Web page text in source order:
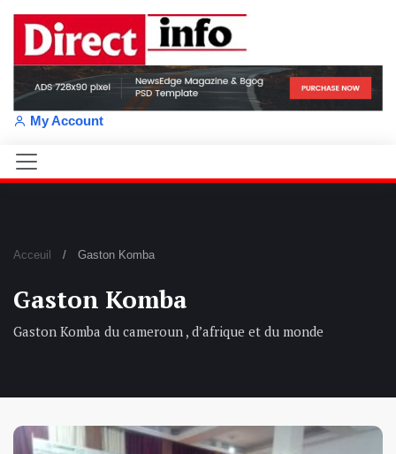
My Account
Acceuil Gaston Komba
Gaston Komba
Gaston Komba du cameroun , d’afrique et du monde